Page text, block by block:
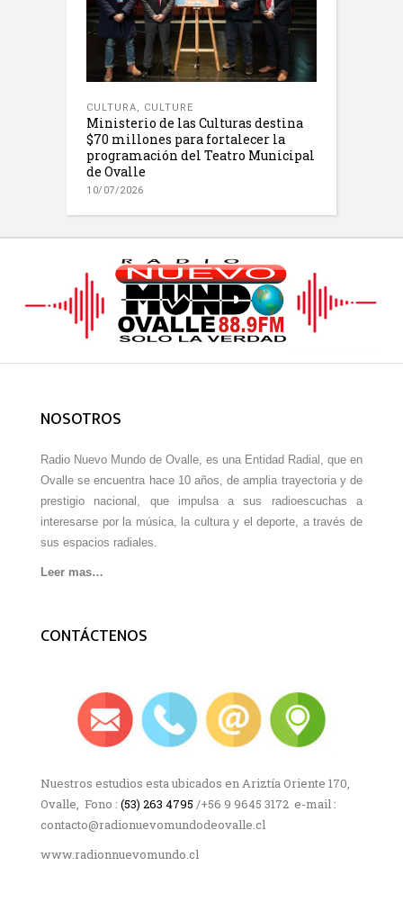
CULTURA, CULTURE
Ministerio de las Culturas destina
$70 millones para fortalecer la
programación del Teatro Municipal
de Ovalle
10/07/2026
NOSOTROS
Radio Nuevo Mundo de Ovalle, es una Entidad Radial, que en
Ovalle se encuentra hace 10 años, de amplia trayectoria y de
prestigio nacional, que impulsa a sus radioescuchas a
interesarse por la música, la cultura y el deporte, a través de
sus espacios radiales.
Leer mas…
CONTÁCTENOS
Nuestros estudios esta ubicados en Ariztía Oriente 170,
Ovalle, Fono : (53) 263 4795 /+56 9 9645 3172 e-mail :
contacto@radionuevomundodeovalle.cl
www.radionnuevomundo.cl